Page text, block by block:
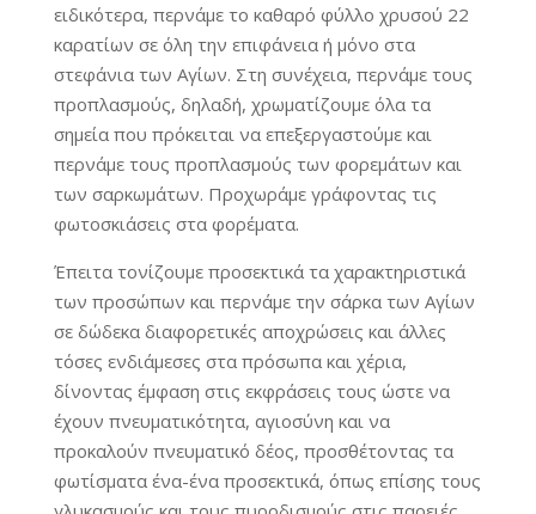
ειδικότερα, περνάμε το καθαρό φύλλο χρυσού 22
καρατίων σε όλη την επιφάνεια ή μόνο στα
στεφάνια των Αγίων. Στη συνέχεια, περνάμε τους
προπλασμούς, δηλαδή, χρωματίζουμε όλα τα
σημεία που πρόκειται να επεξεργαστούμε και
περνάμε τους προπλασμούς των φορεμάτων και
των σαρκωμάτων. Προχωράμε γράφοντας τις
φωτοσκιάσεις στα φορέματα.
Έπειτα τονίζουμε προσεκτικά τα χαρακτηριστικά
των προσώπων και περνάμε την σάρκα των Αγίων
σε δώδεκα διαφορετικές αποχρώσεις και άλλες
τόσες ενδιάμεσες στα πρόσωπα και χέρια,
δίνοντας έμφαση στις εκφράσεις τους ώστε να
έχουν πνευματικότητα, αγιοσύνη και να
προκαλούν πνευματικό δέος, προσθέτοντας τα
φωτίσματα ένα-ένα προσεκτικά, όπως επίσης τους